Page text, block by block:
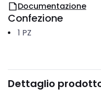
Documentazione
Confezione
1 PZ
Dettaglio